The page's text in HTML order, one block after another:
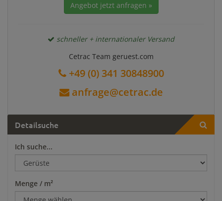
Angebot jetzt anfragen »
schneller + internationaler Versand
Cetrac Team geruest.com
+49 (0) 341 30848900
anfrage@cetrac.de
Detailsuche
Ich suche...
Menge / m²